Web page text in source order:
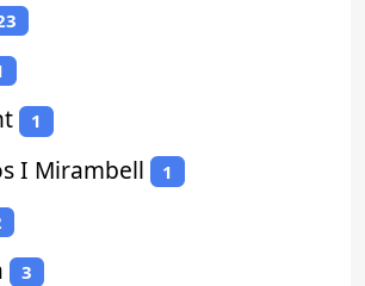
1
I Mirambell 1
3